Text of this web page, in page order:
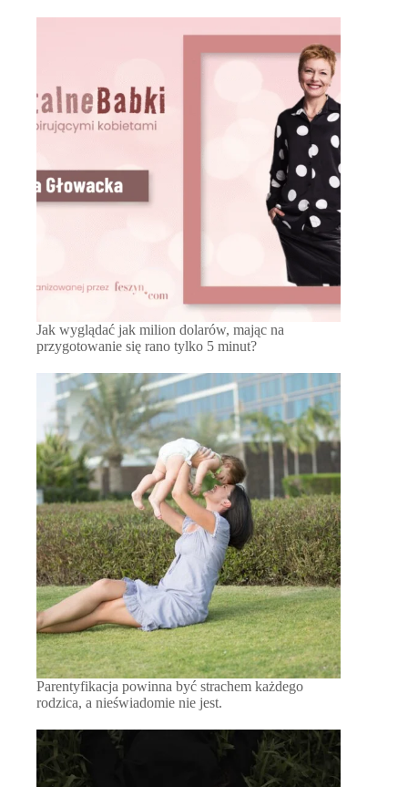
Jak wyglądać jak milion dolarów, mając na
przygotowanie się rano tylko 5 minut?
Parentyfikacja powinna być strachem każdego
rodzica, a nieświadomie nie jest.